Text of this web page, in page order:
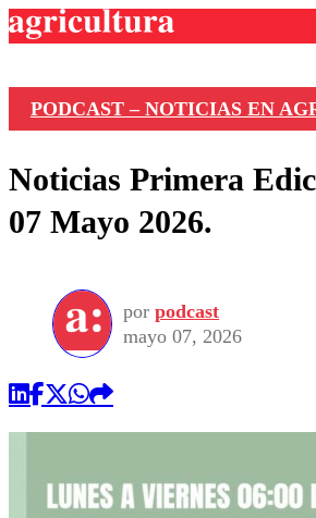
Frecuencias
Agricultura TV
Deportes
Motor
Otros Deportes
Dato Practico
Vida Social
Publicaciones en
Comercial
PODCAST – NOTICIAS EN
Noticias Primera
07 Mayo 2026.
por podcast
mayo 07, 2026